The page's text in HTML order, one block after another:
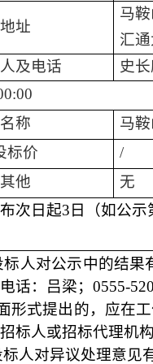
地址
马
汇
及电话
史长
名称
马
标价
/
其他
无
次日起3 日（如公
标人对公示中的结果
话： 吕梁；0555-
形式提出的，应在
标人或招标代理机构
人对异议处理意见